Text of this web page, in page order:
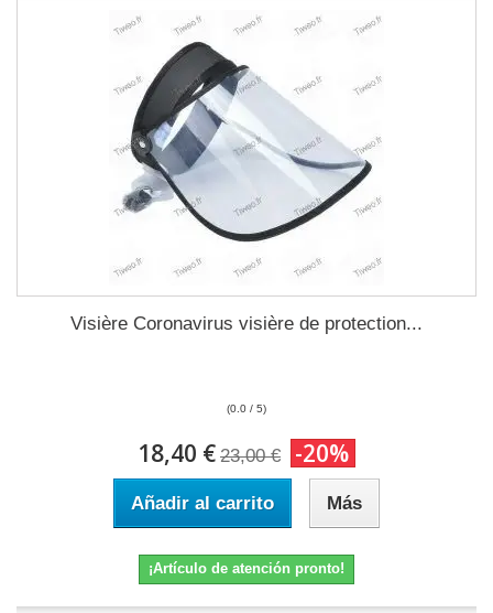
Visière Coronavirus visière de protection...
(0.0 / 5)
18,40 € 23,00 € -20%
Añadir al carrito Más
¡Artículo de atención pronto!